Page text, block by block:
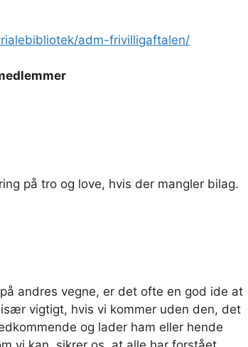
adm-frivilligaftalen/
på tro og love, hvis der mangler bilag.
andres vegne, er det ofte en god ide at
vigtigt, hvis vi kommer uden den, det
og lader ham eller hende